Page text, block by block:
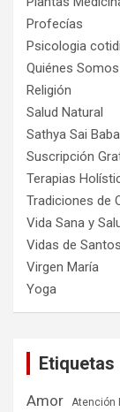
Profecías
Psicologia
Quiénes Somos
Religión
Salud Natural
Sathya Sai Baba
Suscripción
Terapias
Tradiciones de
Vida Sana y
Vidas de Santos
Virgen María
Yoga
Etiquetas
Amor Atención